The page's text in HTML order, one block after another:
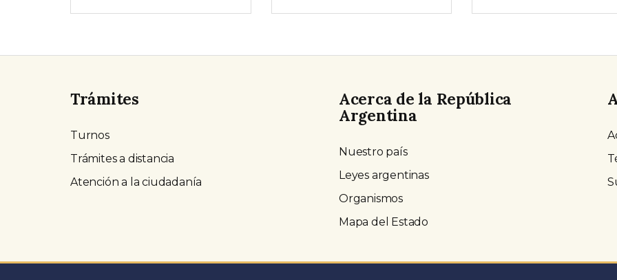
Trámites
Turnos
Trámites a distancia
Atención a la ciudadanía
Acerca de la República
Argentina
Nuestro país
Leyes argentinas
Organismos
Mapa del Estado